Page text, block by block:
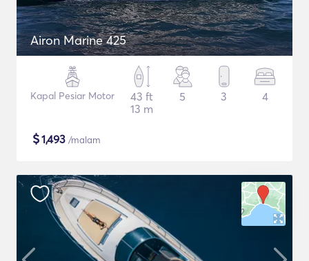
Airon Marine 425
Kapal Pesiar Motor
43 ft
13 m
5 3 4
$1,493 /malam